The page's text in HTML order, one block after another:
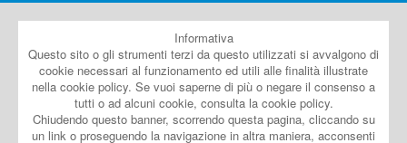
Informativa
Questo sito o gli strumenti terzi da questo utilizzati si avvalgono di
cookie necessari al funzionamento ed utili alle finalità illustrate
nella cookie policy. Se vuoi saperne di più o negare il consenso a
tutti o ad alcuni cookie, consulta la cookie policy.
Chiudendo questo banner, scorrendo questa pagina, cliccando su
un link o proseguendo la navigazione in altra maniera, acconsenti